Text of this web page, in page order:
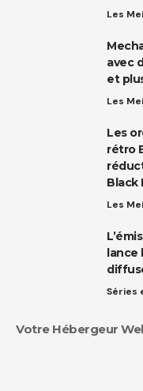
Les
avec
et
Les
Les
rétro
Black
Les
lance
Séries
Votre Hébergeur